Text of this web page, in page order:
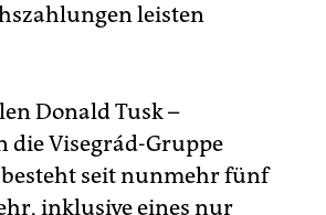
leisten
Donald Tusk –
die Visegrád-Gruppe
seit nunmehr fünf
inklusive eines nur